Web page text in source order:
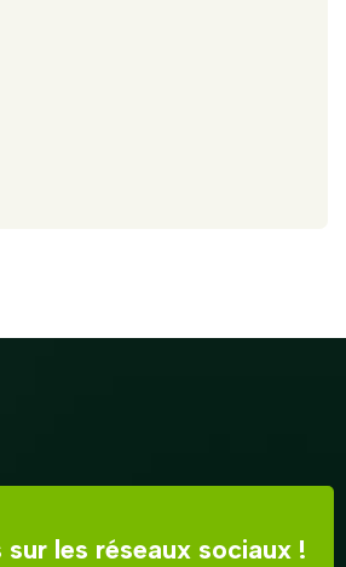
les réseaux sociaux !